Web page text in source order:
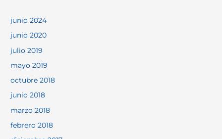
junio 2024
junio 2020
julio 2019
mayo 2019
octubre 2018
junio 2018
marzo 2018
febrero 2018